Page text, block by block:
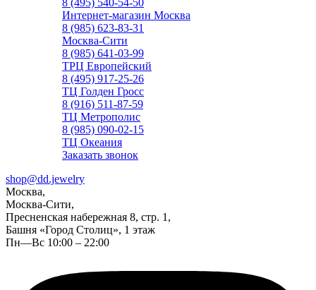
8 (495) 540-54-50
Интернет-магазин Москва
8 (985) 623-83-31
Москва-Сити
8 (985) 641-03-99
ТРЦ Европейский
8 (495) 917-25-26
ТЦ Голден Гросс
8 (916) 511-87-59
ТЦ Метрополис
8 (985) 090-02-15
ТЦ Океания
Заказать звонок
shop@dd.jewelry
Москва,
Москва-Сити,
Пресненская набережная 8, стр. 1,
Башня «Город Столиц», 1 этаж
Пн—Вс 10:00 – 22:00